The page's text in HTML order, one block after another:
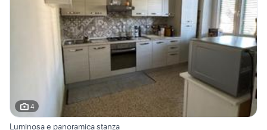
4
Luminosa e panoramica stanza